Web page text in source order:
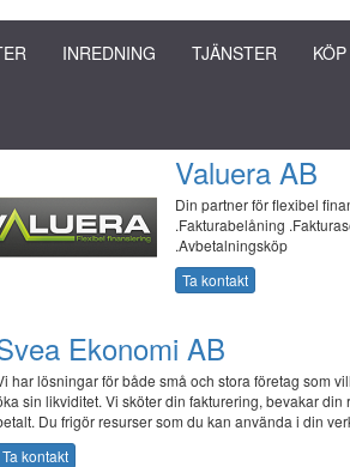
INREDNING TJÄNSTER
Valuera AB
Din partner för flexibel
.Fakturabelåning
.Avbetalningsköp
Ta kontakt
Ekonomi AB
har lösningar för både små och stora företag som
sin likviditet. Vi sköter din fakturering, bevakar din
Du frigör resurser som du kan använda i din
Ta kontakt